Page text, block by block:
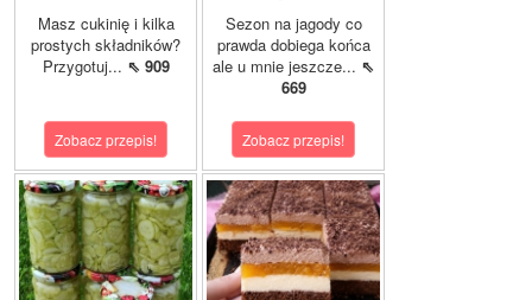
Masz cukinię i kilka
prostych składników?
Przygotuj... ⇖ 909
Zobacz przepis!
Sezon na jagody co
prawda dobiega końca
ale u mnie jeszcze... ⇖
669
Zobacz przepis!